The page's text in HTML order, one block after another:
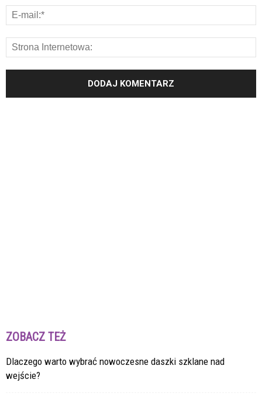
ZOBACZ TEŻ
Dlaczego warto wybrać nowoczesne daszki szklane nad
wejście?